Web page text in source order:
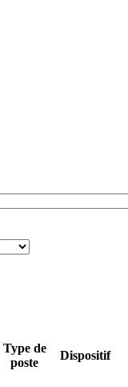
Type de
poste
Dispositif